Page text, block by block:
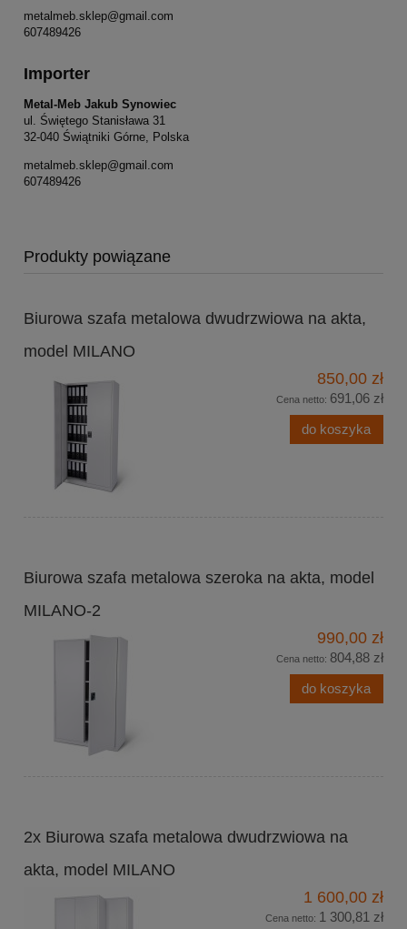
metalmeb.sklep@gmail.com
607489426
Importer
Metal-Meb Jakub Synowiec
ul. Świętego Stanisława 31
32-040 Świątniki Górne, Polska
metalmeb.sklep@gmail.com
607489426
Produkty powiązane
Biurowa szafa metalowa dwudrzwiowa na akta,
model MILANO
850,00 zł
Cena netto: 691,06 zł
do koszyka
Biurowa szafa metalowa szeroka na akta, model
MILANO-2
990,00 zł
Cena netto: 804,88 zł
do koszyka
2x Biurowa szafa metalowa dwudrzwiowa na
akta, model MILANO
1 600,00 zł
Cena netto: 1 300,81 zł